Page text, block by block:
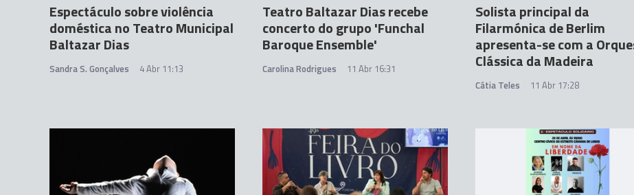
Espectáculo sobre violência
doméstica no Teatro Municipal
Baltazar Dias
Sandra S. Gonçalves 4 Abr 11:13
Teatro Baltazar Dias recebe
concerto do grupo 'Funchal
Baroque Ensemble'
Carolina Rodrigues 11 Abr 16:31
Solista principal da
Filarmónica de Berlim
apresenta-se com a
Clássica da Madeira
Cátia Teles 11 Abr 17:28